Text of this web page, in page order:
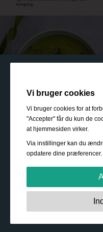
Vi bruger cookies
Vi bruger cookies for at
"Accepter" får du kun de
at hjemmesiden virker.
Via instillinger kan du
opdatere dine præferencer.
Strengt nødvendige:
sikre grundlæggende